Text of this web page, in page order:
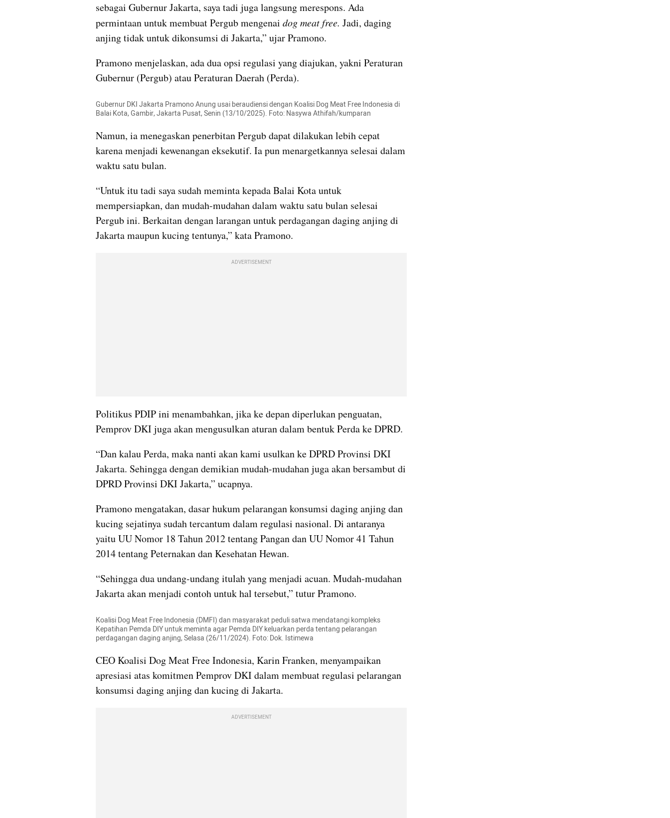
sebagai Gubernur Jakarta, saya tadi juga langsung merespons. Ada
permintaan untuk membuat Pergub mengenai dog meat free. Jadi, daging
anjing tidak untuk dikonsumsi di Jakarta,” ujar Pramono.
Pramono menjelaskan, ada dua opsi regulasi yang diajukan, yakni Peraturan
Gubernur (Pergub) atau Peraturan Daerah (Perda).
Gubernur DKI Jakarta Pramono Anung usai beraudiensi dengan Koalisi Dog Meat Free Indonesia di
Balai Kota, Gambir, Jakarta Pusat, Senin (13/10/2025). Foto: Nasywa Athifah/kumparan
Namun, ia menegaskan penerbitan Pergub dapat dilakukan lebih cepat
karena menjadi kewenangan eksekutif. Ia pun menargetkannya selesai dalam
waktu satu bulan.
“Untuk itu tadi saya sudah meminta kepada Balai Kota untuk
mempersiapkan, dan mudah-mudahan dalam waktu satu bulan selesai
Pergub ini. Berkaitan dengan larangan untuk perdagangan daging anjing di
Jakarta maupun kucing tentunya,” kata Pramono.
ADVERTISEMENT
Politikus PDIP ini menambahkan, jika ke depan diperlukan penguatan,
Pemprov DKI juga akan mengusulkan aturan dalam bentuk Perda ke DPRD.
“Dan kalau Perda, maka nanti akan kami usulkan ke DPRD Provinsi DKI
Jakarta. Sehingga dengan demikian mudah-mudahan juga akan bersambut di
DPRD Provinsi DKI Jakarta,” ucapnya.
Pramono mengatakan, dasar hukum pelarangan konsumsi daging anjing dan
kucing sejatinya sudah tercantum dalam regulasi nasional. Di antaranya
yaitu UU Nomor 18 Tahun 2012 tentang Pangan dan UU Nomor 41 Tahun
2014 tentang Peternakan dan Kesehatan Hewan.
“Sehingga dua undang-undang itulah yang menjadi acuan. Mudah-mudahan
Jakarta akan menjadi contoh untuk hal tersebut,” tutur Pramono.
Koalisi Dog Meat Free Indonesia (DMFI) dan masyarakat peduli satwa mendatangi kompleks
Kepatihan Pemda DIY untuk meminta agar Pemda DIY keluarkan perda tentang pelarangan
perdagangan daging anjing, Selasa (26/11/2024). Foto: Dok. Istimewa
CEO Koalisi Dog Meat Free Indonesia, Karin Franken, menyampaikan
apresiasi atas komitmen Pemprov DKI dalam membuat regulasi pelarangan
konsumsi daging anjing dan kucing di Jakarta.
ADVERTISEMENT